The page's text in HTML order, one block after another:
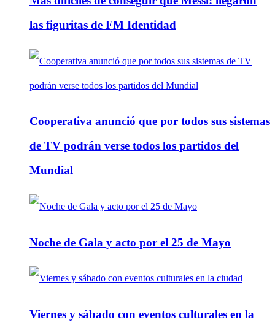
las figuritas de FM Identidad
Cooperativa anunció que por todos sus sistemas
de TV podrán verse todos los partidos del
Mundial
Noche de Gala y acto por el 25 de Mayo
Viernes y sábado con eventos culturales en la